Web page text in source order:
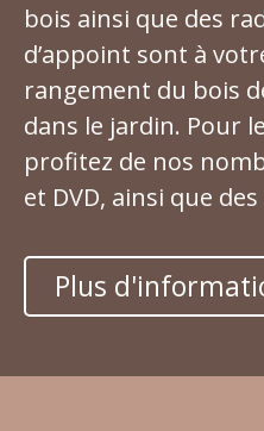
bois ainsi que des
d’appoint sont à
rangement du bois
dans le jardin. Pour
profitez de nos
et DVD, ainsi que
Plus